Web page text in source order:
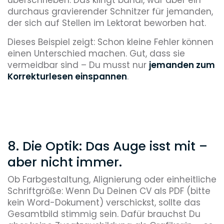
durchaus gravierender Schnitzer für jemanden,
der sich auf Stellen im Lektorat beworben hat.
Dieses Beispiel zeigt: Schon kleine Fehler können
einen Unterschied machen. Gut, dass sie
vermeidbar sind – Du musst nur jemanden zum
Korrekturlesen einspannen.
8. Die Optik: Das Auge isst mit –
aber nicht immer.
Ob Farbgestaltung, Alignierung oder einheitliche
Schriftgröße: Wenn Du Deinen CV als PDF (bitte
kein Word-Dokument) verschickst, sollte das
Gesamtbild stimmig sein. Dafür brauchst Du